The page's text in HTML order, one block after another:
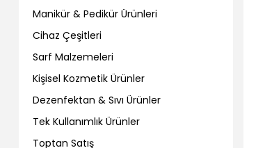
Manikür & Pedikür Ürünleri
Cihaz Çeşitleri
Sarf Malzemeleri
Kişisel Kozmetik Ürünler
Dezenfektan & Sıvı Ürünler
Tek Kullanımlık Ürünler
Toptan Satış